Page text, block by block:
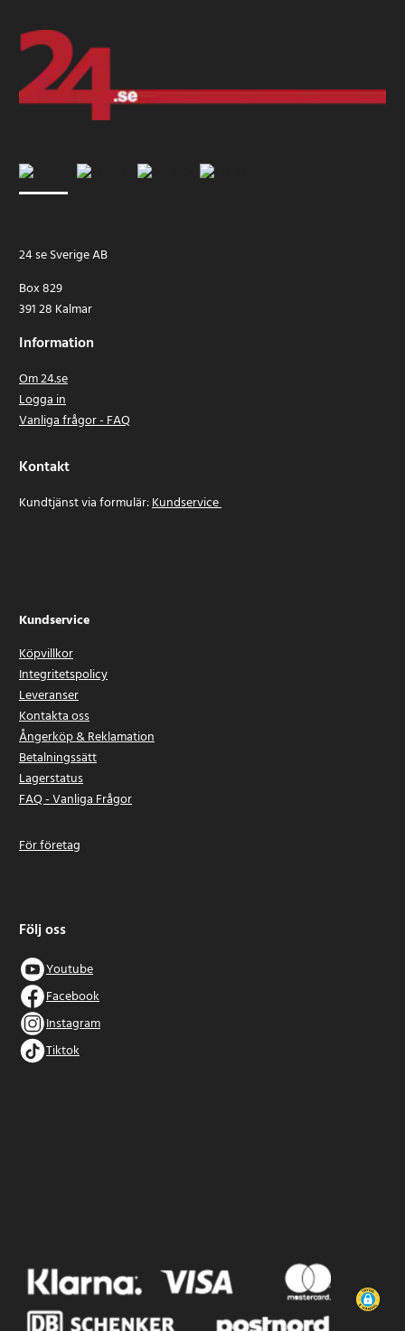
24 se Sverige AB
Box 829
391 28 Kalmar
Information
Om 24.se
Logga in
Vanliga frågor - FAQ
Kontakt
Kundtjänst via formulär:Kundservice
Kundservice
Köpvillkor
Integritetspolicy
Leveranser
Kontakta oss
Ångerköp & Reklamation
Betalningssätt
Lagerstatus
FAQ - Vanliga Frågor
För företag
Följ oss
Youtube
Facebook
Instagram
Tiktok